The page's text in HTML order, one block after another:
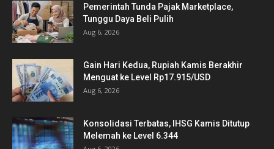
Pemerintah Tunda Pajak Marketplace,
Tunggu Daya Beli Pulih
Aug 6, 2026
Gain Hari Kedua, Rupiah Kamis Berakhir
Menguat ke Level Rp17.915/USD
Aug 6, 2026
Konsolidasi Terbatas, IHSG Kamis Ditutup
Melemah ke Level 6.344